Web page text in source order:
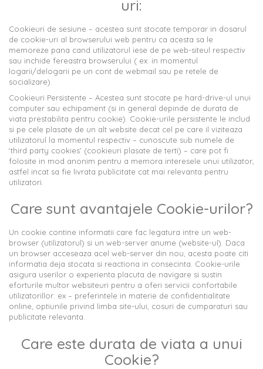
uri:
Cookieuri de sesiune – acestea sunt stocate temporar in dosarul
de cookie-uri al browserului web pentru ca acesta sa le
memoreze pana cand utilizatorul iese de pe web-siteul respectiv
sau inchide fereastra browserului ( ex: in momentul
logarii/delogarii pe un cont de webmail sau pe retele de
socializare).
Cookieuri Persistente – Acestea sunt stocate pe hard-drive-ul unui
computer sau echipament (si in general depinde de durata de
viata prestabilita pentru cookie). Cookie-urile persistente le includ
si pe cele plasate de un alt website decat cel pe care il viziteaza
utilizatorul la momentul respectiv – cunoscute sub numele de
‘third party cookies’ (cookieuri plasate de terti) – care pot fi
folosite in mod anonim pentru a memora interesele unui utilizator,
astfel incat sa fie livrata publicitate cat mai relevanta pentru
utilizatori.
Care sunt avantajele Cookie-urilor?
Un cookie contine informatii care fac legatura intre un web-
browser (utilizatorul) si un web-server anume (website-ul). Daca
un browser acceseaza acel web-server din nou, acesta poate citi
informatia deja stocata si reactiona in consecinta. Cookie-urile
asigura userilor o experienta placuta de navigare si sustin
eforturile multor websiteuri pentru a oferi servicii confortabile
utilizatorillor: ex – preferintele in materie de confidentialitate
online, optiunile privind limba site-ului, cosuri de cumparaturi sau
publicitate relevanta.
Care este durata de viata a unui
Cookie?